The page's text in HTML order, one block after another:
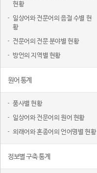
현황
일상어와 전문어의 음절 수별 현
황
전문어의 전문 분야별 현황
방언의 지역별 현황
원어 통계
품사별 현황
일상어와 전문어의 원어 현황
외래어와 혼종어의 언어명별 현황
정보별 구축 통계